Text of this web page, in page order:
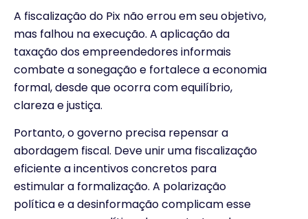
A fiscalização do Pix não errou em seu objetivo,
mas falhou na execução. A aplicação da
taxação dos empreendedores informais
combate a sonegação e fortalece a economia
formal, desde que ocorra com equilíbrio,
clareza e justiça.
Portanto, o governo precisa repensar a
abordagem fiscal. Deve unir uma fiscalização
eficiente a incentivos concretos para
estimular a formalização. A polarização
política e a desinformação complicam esse